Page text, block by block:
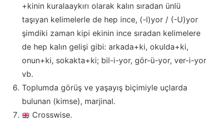
+kinin kuralaaykırı olarak kalın sıradan ünlü
taşıyan kelimelerle de hep ince, (-l)yor / (-U)yor
şimdiki zaman kipi ekinin ince sıradan kelimelere
de hep kalın gelişi gibi: arkada+ki, okulda+ki,
onun+ki, sokakta+ki; bil-i-yor, gör-ü-yor, ver-i-yor
vb.
Toplumda görüş ve yaşayış biçimiyle uçlarda
bulunan (kimse), marjinal.
Crosswise.